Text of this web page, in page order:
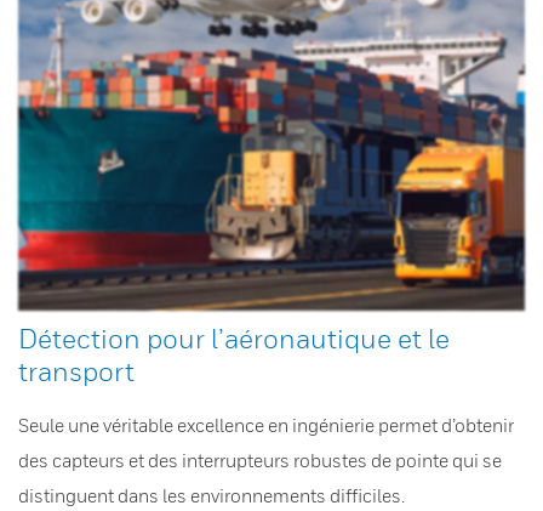
Détection pour l’aéronautique et le
transport
Seule une véritable excellence en ingénierie permet d’obtenir
des capteurs et des interrupteurs robustes de pointe qui se
distinguent dans les environnements difficiles.